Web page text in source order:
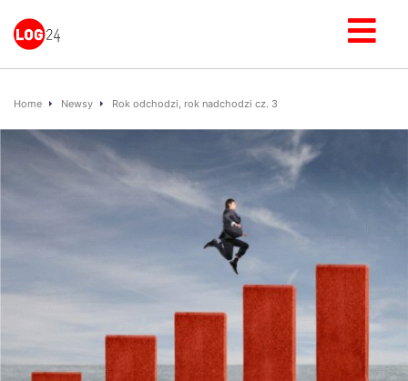
Home Newsy Rok odchodzi, rok nadchodzi cz. 3